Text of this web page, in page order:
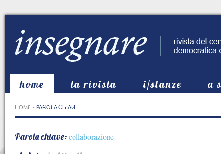
home la rivista i/stanze
a
in evidenza
HOME - PAROLA CHIAVE
Parola chiave:collaborazione